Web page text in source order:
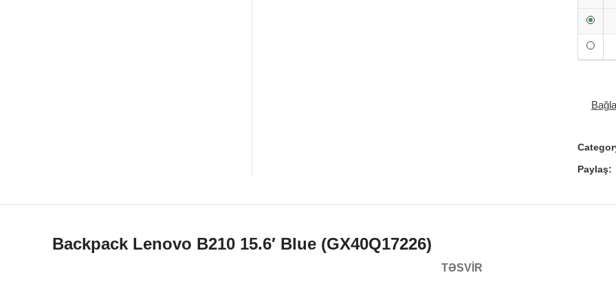
Bağla
Paylaş:
Backpack Lenovo B210 15.6′ Blue (GX40Q17226)
TƏSVIR